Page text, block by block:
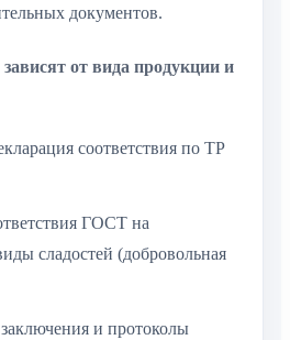
документов.
от вида продукции и
соответствия по ТР
ГОСТ на
сладостей (добровольная
и протоколы